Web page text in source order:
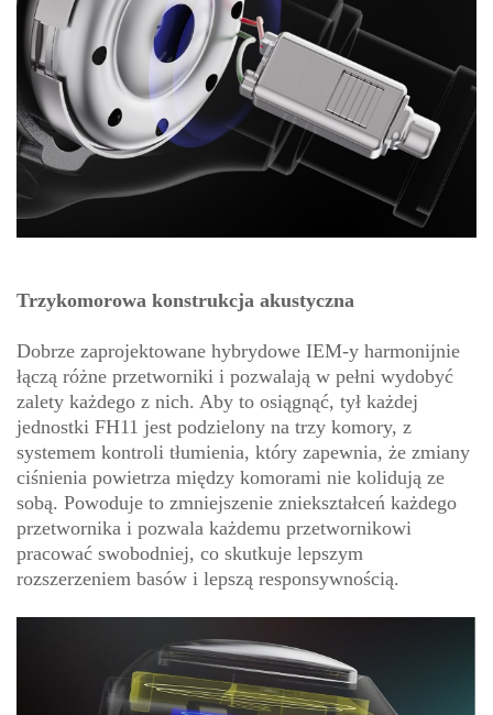
Trzykomorowa konstrukcja akustyczna
Dobrze zaprojektowane hybrydowe IEM-y harmonijnie
łączą różne przetworniki i pozwalają w pełni wydobyć
zalety każdego z nich. Aby to osiągnąć, tył każdej
jednostki FH11 jest podzielony na trzy komory, z
systemem kontroli tłumienia, który zapewnia, że zmiany
ciśnienia powietrza między komorami nie kolidują ze
sobą. Powoduje to zmniejszenie zniekształceń każdego
przetwornika i pozwala każdemu przetwornikowi
pracować swobodniej, co skutkuje lepszym
rozszerzeniem basów i lepszą responsywnością.